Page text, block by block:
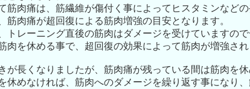
筋肉痛は、筋繊維が傷付く事によってヒスタミンなど
筋肉痛が超回復による筋肉増強の目安となります。
トレーニング直後の筋肉はダメージを受けていますの
肉を休める事で、超回復の効果によって筋肉が増強され
が長くなりましたが、筋肉痛が残っている間は筋肉を休
休めなければ、筋肉へのダメージを繰り返す事になり